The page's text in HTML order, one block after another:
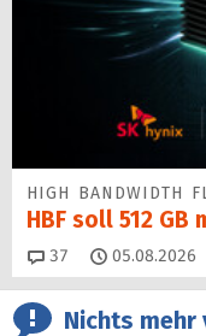
HIGH BANDWIDTH
HBF soll 512
37 Kommentare
05.08.2026
Nichts mehr